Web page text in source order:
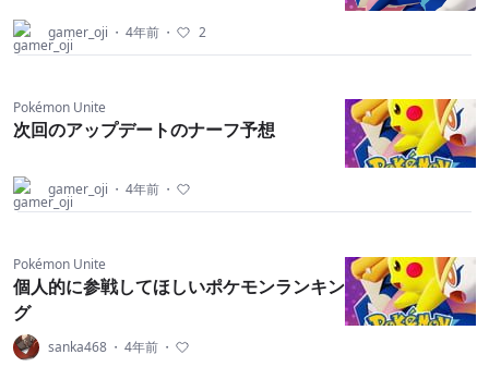
gamer_oji ・ 4年前 ・ 2
Pokémon Unite
次回のアップデートのナーフ予想
gamer_oji ・ 4年前 ・
Pokémon Unite
個人的に参戦してほしいポケモンランキン
グ
sanka468 ・ 4年前 ・